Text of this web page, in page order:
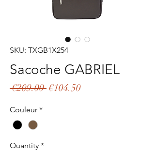
SKU: TXGB1X254
Sacoche GABRIEL
€209.00 Regular
€104.50Sale
Couleur *
Quantity *